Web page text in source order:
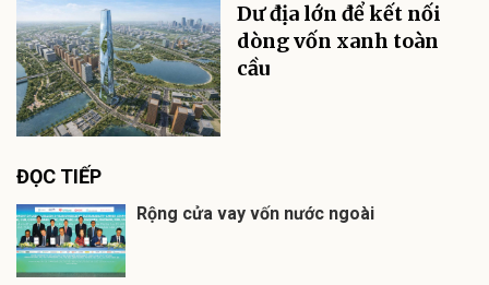
Dư địa lớn để kết nối
dòng vốn xanh toàn
cầu
ĐỌC TIẾP
Rộng cửa vay vốn nước ngoài